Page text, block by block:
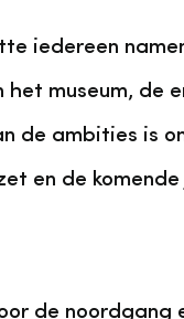
iedereen
museum, de
de ambities is
en de
de noordgang